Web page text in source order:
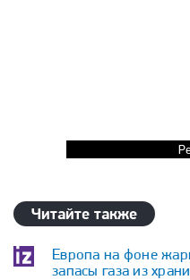
Читайте также
Европа на фоне
запасы газа из